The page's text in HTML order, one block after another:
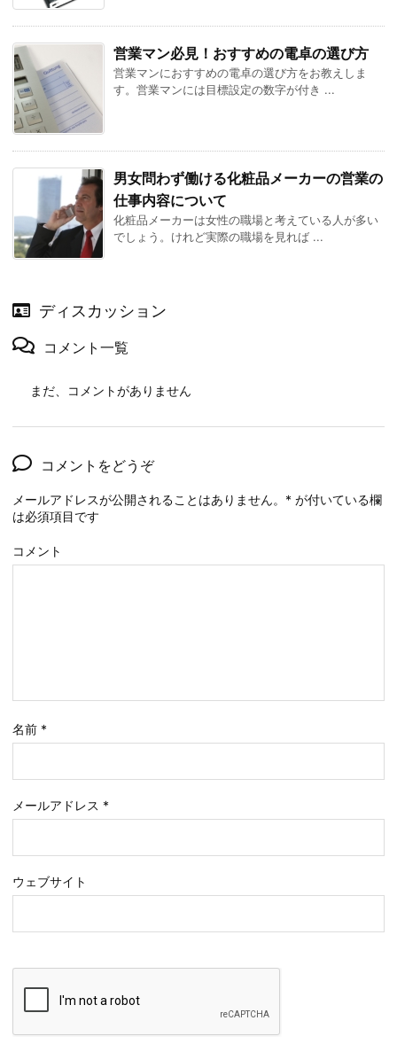
営業マン必見！おすすめの電卓の選び方
営業マンにおすすめの電卓の選び方をお教えしま
す。営業マンには目標設定の数字が付き ...
男女問わず働ける化粧品メーカーの営業の
仕事内容について
化粧品メーカーは女性の職場と考えている人が多い
でしょう。けれど実際の職場を見れば ...
ディスカッション
コメント一覧
まだ、コメントがありません
コメントをどうぞ
メールアドレスが公開されることはありません。 * が付いている欄
は必須項目です
コメント
名前 *
メールアドレス *
ウェブサイト